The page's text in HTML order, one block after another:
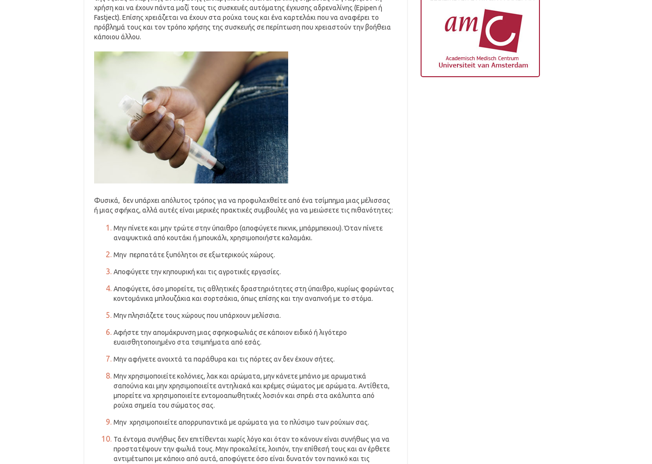
χρήση και να έχουν πάντα μαζί τους τις συσκευές αυτόματης έγχυσης αδρεναλίνης (Epipen ή
Fastject). Επίσης χρειάζεται να έχουν στα ρούχα τους και ένα καρτελάκι που να αναφέρει το
πρόβλημά τους και τον τρόπο χρήσης της συσκευής σε περίπτωση που χρειαστούν την βοήθεια
κάποιου άλλου.
Φυσικά, δεν υπάρχει απόλυτος τρόπος για να προφυλαχθείτε από ένα τσίμπημα μιας μέλισσας
ή μιας σφήκας, αλλά αυτές είναι μερικές πρακτικές συμβουλές για να μειώσετε τις πιθανότητες:
Μην πίνετε και μην τρώτε στην ύπαιθρο (αποφύγετε πικνικ, μπάρμπεκιου). Όταν πίνετε
αναψυκτικά από κουτάκι ή μπουκάλι, χρησιμοποιήστε καλαμάκι.
Μην περπατάτε ξυπόλητοι σε εξωτερικούς χώρους.
Αποφύγετε την κηπουρική και τις αγροτικές εργασίες.
Αποφύγετε, όσο μπορείτε, τις αθλητικές δραστηριότητες στη ύπαιθρο, κυρίως φορώντας
κοντομάνικα μπλουζάκια και σορτσάκια, όπως επίσης και την αναπνοή με το στόμα.
Μην πλησιάζετε τους χώρους που υπάρχουν μελίσσια.
Αφήστε την απομάκρυνση μιας σφηκοφωλιάς σε κάποιον ειδικό ή λιγότερο
ευαισθητοποιημένο στα τσιμπήματα από εσάς.
Μην αφήνετε ανοιχτά τα παράθυρα και τις πόρτες αν δεν έχουν σήτες.
Μην χρησιμοποιείτε κολόνιες, λακ και αρώματα, μην κάνετε μπάνιο με αρωματικά
σαπούνια και μην χρησιμοποιείτε αντηλιακά και κρέμες σώματος με αρώματα. Αντίθετα,
μπορείτε να χρησιμοποιείτε εντομοαπωθητικές λοσιόν και σπρέι στα ακάλυπτα από
ρούχα σημεία του σώματος σας.
Μην χρησιμοποιείτε απορρυπαντικά με αρώματα για το πλύσιμο των ρούχων σας.
Τα έντομα συνήθως δεν επιτίθενται χωρίς λόγο και όταν το κάνουν είναι συνήθως για να
προστατέψουν την φωλιά τους. Μην προκαλείτε, λοιπόν, την επίθεσή τους και αν έρθετε
αντιμέτωποι με κάποιο από αυτά, αποφύγετε όσο είναι δυνατόν τον πανικό και τις